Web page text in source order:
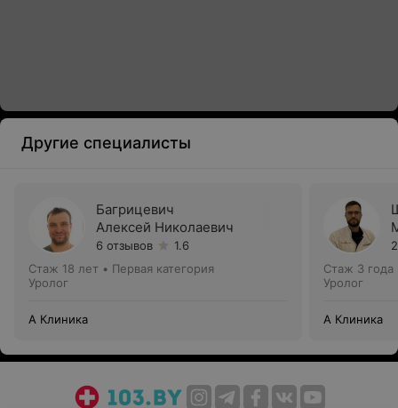
Другие специалисты
Багрицевич
Алексей Николаевич
6 отзывов
1.6
Стаж 18 лет • Первая категория
Уролог
А Клиника
Стаж 3 года
Уролог
А Клиника